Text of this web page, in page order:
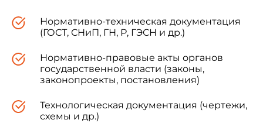
Нормативно-техническая документация
(ГОСТ, СНиП, ГН, Р, ГЭСН и др.)
Нормативно-правовые акты органов
государственной власти (законы,
законопроекты, постановления)
Технологическая документация (чертежи,
схемы и др.)